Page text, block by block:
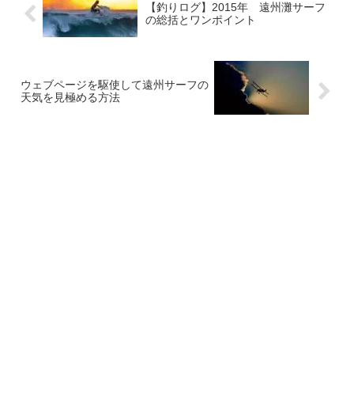
【釣りログ】2015年 遠州灘サーフ
の総括とワンポイント
ウェブページを駆使して遠州サーフの
天気を見極める方法